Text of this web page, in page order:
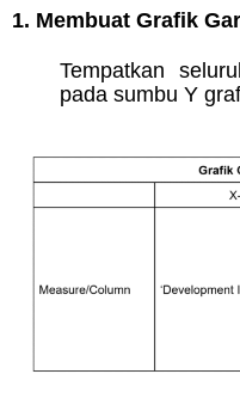
1. Membuat Grafik
Tempatkan
pada sumbu Y